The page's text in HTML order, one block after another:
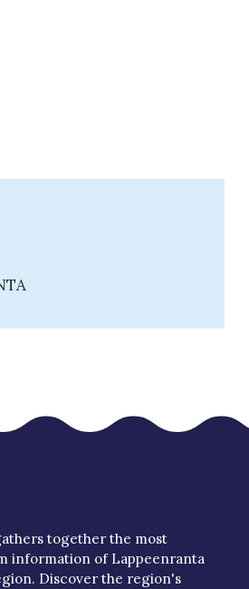
together the most
information of Lappeenranta
Discover the region's